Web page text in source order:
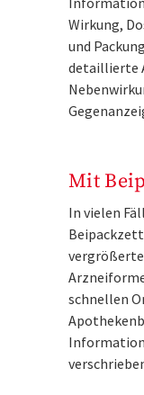
Wirkung,
und
detaillierte
Mit
In vielen
schnellen